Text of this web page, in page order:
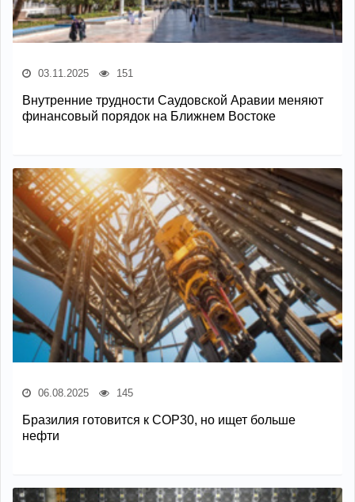
03.11.2025 151
Внутренние трудности Саудовской Аравии меняют
финансовый порядок на Ближнем Востоке
06.08.2025 145
Бразилия готовится к COP30, но ищет больше
нефти